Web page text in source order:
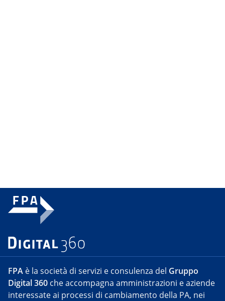
FPA è la società di servizi e consulenza del Gruppo
Digital 360 che accompagna amministrazioni e aziende
interessate ai processi di cambiamento della PA, nei